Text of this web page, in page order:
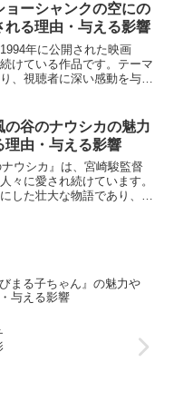
ョーシャンクの空にの
れる理由・与える影響
年に公開された映画
けている作品です。テーマ
、視聴者に深い感動を与え
の谷のナウシカの魅力
理由・与える影響
ウシカ』は、宮崎駿監督
々に愛され続けています。
した壮大な物語であり、そ
まる子ちゃん』の魅力や
与える影響